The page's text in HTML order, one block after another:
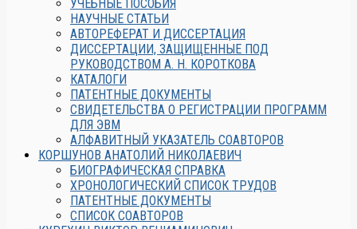
УЧЕБНЫЕ ПОСОБИЯ
НАУЧНЫЕ СТАТЬИ
АВТОРЕФЕРАТ И ДИССЕРТАЦИЯ
ДИССЕРТАЦИИ, ЗАЩИЩЕННЫЕ ПОД
РУКОВОДСТВОМ А. Н. КОРОТКОВА
КАТАЛОГИ
ПАТЕНТНЫЕ ДОКУМЕНТЫ
СВИДЕТЕЛЬСТВА О РЕГИСТРАЦИИ ПРОГРАММ
ДЛЯ ЭВМ
АЛФАВИТНЫЙ УКАЗАТЕЛЬ СОАВТОРОВ
КОРШУНОВ АНАТОЛИЙ НИКОЛАЕВИЧ
БИОГРАФИЧЕСКАЯ СПРАВКА
ХРОНОЛОГИЧЕСКИЙ СПИСОК ТРУДОВ
ПАТЕНТНЫЕ ДОКУМЕНТЫ
СПИСОК СОАВТОРОВ